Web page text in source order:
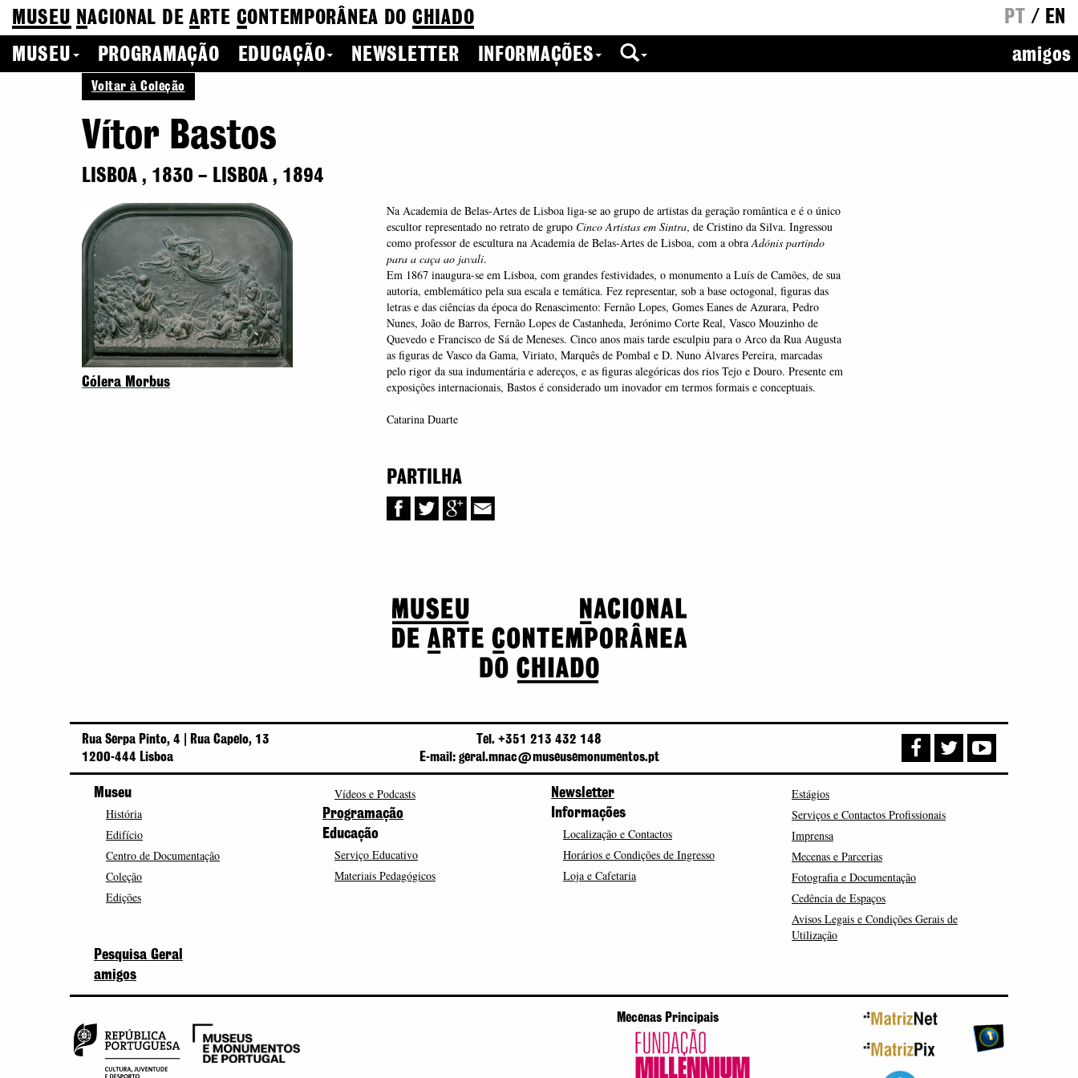
MUSEU NACIONAL DEA RTE CONTEMPORÂNEA DO CHIADO PT / EN
MUSEU
PROGRAMAÇÃO EDUCAÇÃO NEWSLETTER INFORMAÇÕES amigos
Voltar à Coleção
Vítor Bastos
LISBOA , 1830 – LISBOA , 1894
Na Academia de Belas-Artes de Lisboa liga-se ao grupo de artistas da geração romântica e é o único
escultor representado no retrato de grupo Cinco Artistas em Sintra, de Cristino da Silva. Ingressou
como professor de escultura na Academia de Belas-Artes de Lisboa, com a obraAdónis partindo
para a caça ao javali.
Em 1867 inaugura-se em Lisboa, com grandes festividades, o monumento a Luís de Camões, de sua
autoria, emblemático pela sua escala e temática. Fez representar, sob a base octogonal, figuras das
letras e das ciências da época do Renascimento: Fernão Lopes, Gomes Eanes de Azurara, Pedro
Nunes, João de Barros, Fernão Lopes de Castanheda, Jerónimo Corte Real, Vasco Mouzinho de
Quevedo e Francisco de Sá de Meneses. Cinco anos mais tarde esculpiu para o Arco da Rua Augusta
as figuras de Vasco da Gama, Viriato, Marquês de Pombal e D. Nuno Álvares Pereira, marcadas
pelo rigor da sua indumentária e adereços, e as figuras alegóricas dos rios Tejo e Douro. Presente em
exposições internacionais, Bastos é considerado um inovador em termos formais e conceptuais.
Catarina Duarte
PARTILHA
Cólera Morbus
Rua Serpa Pinto, 4 | Rua Capelo, 13
1200-444 Lisboa
Tel. +351 213 432 148
E-mail: geral.mnac@museusemonumentos.pt
Museu
História
Edifício
Centro de Documentação
Coleção
Edições
Vídeos e Podcasts
Programação
Educação
Serviço Educativo
Materiais Pedagógicos
Newsletter
Informações
Localização e Contactos
Horários e Condições de Ingresso
Loja e Cafetaria
Estágios
Serviços e Contactos Profissionais
Imprensa
Mecenas e Parcerias
Fotografia e Documentação
Cedência de Espaços
Avisos Legais e Condições Gerais de
Utilização
Pesquisa Geral
amigos
Mecenas Principais